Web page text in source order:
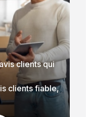
clients qui
clients fiable,